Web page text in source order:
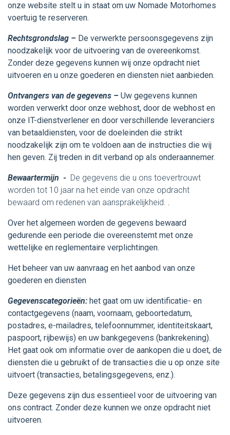
onze website stelt u in staat om uw Nomade Motorhomes
voertuig te reserveren.
Rechtsgrondslag – De verwerkte persoonsgegevens zijn
noodzakelijk voor de uitvoering van de overeenkomst.
Zonder deze gegevens kunnen wij onze opdracht niet
uitvoeren en u onze goederen en diensten niet aanbieden.
Ontvangers van de gegevens – Uw gegevens kunnen
worden verwerkt door onze webhost, door de webhost en
onze IT-dienstverlener en door verschillende leveranciers
van betaaldiensten, voor de doeleinden die strikt
noodzakelijk zijn om te voldoen aan de instructies die wij
hen geven. Zij treden in dit verband op als onderaannemer.
Bewaartermijn - De gegevens die u ons toevertrouwt
worden tot 10 jaar na het einde van onze opdracht
bewaard om redenen van aansprakelijkheid. .
Over het algemeen worden de gegevens bewaard
gedurende een periode die overeenstemt met onze
wettelijke en reglementaire verplichtingen.
Het beheer van uw aanvraag en het aanbod van onze
goederen en diensten
Gegevenscategorieën: het gaat om uw identificatie- en
contactgegevens (naam, voornaam, geboortedatum,
postadres, e-mailadres, telefoonnummer, identiteitskaart,
paspoort, rijbewijs) en uw bankgegevens (bankrekening).
Het gaat ook om informatie over de aankopen die u doet, de
diensten die u gebruikt of de transacties die u op onze site
uitvoert (transacties, betalingsgegevens, enz.).
Deze gegevens zijn dus essentieel voor de uitvoering van
ons contract. Zonder deze kunnen we onze opdracht niet
uitvoeren.